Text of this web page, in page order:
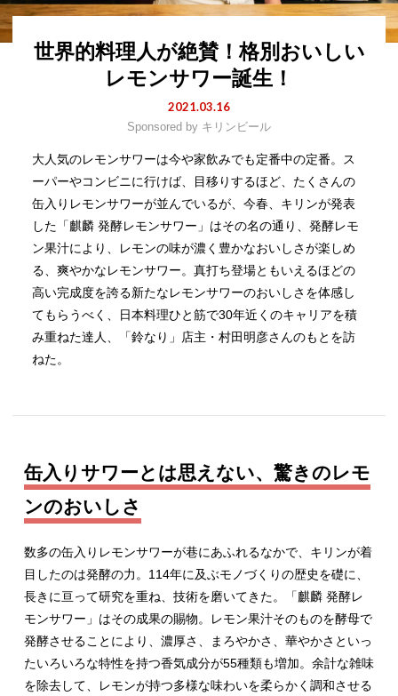
世界的料理人が絶賛！格別おいしい
レモンサワー誕生！
2021.03.16
Sponsored by キリンビール
大人気のレモンサワーは今や家飲みでも定番中の定番。ス
ーパーやコンビニに行けば、目移りするほど、たくさんの
缶入りレモンサワーが並んでいるが、今春、キリンが発表
した「麒麟 発酵レモンサワー」はその名の通り、発酵レモ
ン果汁により、レモンの味が濃く豊かなおいしさが楽しめ
る、爽やかなレモンサワー。真打ち登場ともいえるほどの
高い完成度を誇る新たなレモンサワーのおいしさを体感し
てもらうべく、日本料理ひと筋で30年近くのキャリアを積
み重ねた達人、「鈴なり」店主・村田明彦さんのもとを訪
ねた。
缶入りサワーとは思えない、驚きのレモ
ンのおいしさ
数多の缶入りレモンサワーが巷にあふれるなかで、キリンが着
目したのは発酵の力。114年に及ぶモノづくりの歴史を礎に、
長きに亘って研究を重ね、技術を磨いてきた。「麒麟 発酵レ
モンサワー」はその成果の賜物。レモン果汁そのものを酵母で
発酵させることにより、濃厚さ、まろやかさ、華やかさといっ
たいろいろな特性を持つ香気成分が55種類も増加。余計な雑味
を除去して、レモンが持つ多様な味わいを柔らかく調和させる